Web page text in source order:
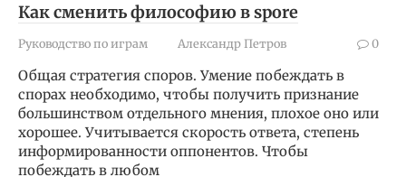
Как сменить философию в spore
Руководство по играм Александр Петров 0
Общая стратегия споров. Умение побеждать в
спорах необходимо, чтобы получить признание
большинством отдельного мнения, плохое оно или
хорошее. Учитывается скорость ответа, степень
информированности оппонентов. Чтобы
побеждать в любом